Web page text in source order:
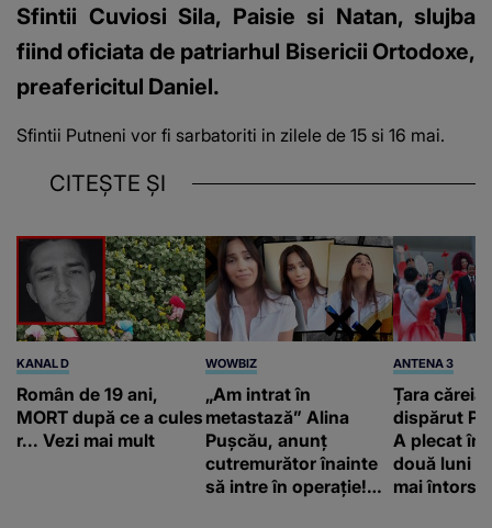
Sfintii Cuviosi Sila, Paisie si Natan, slujba
fiind oficiata de patriarhul Bisericii Ortodoxe,
preafericitul Daniel.
Sfintii Putneni vor fi sarbatoriti in zilele de 15 si 16 mai.
CITEȘTE ȘI
KANAL D
Român de 19 ani,
MORT după ce a cules
r... Vezi mai mult
WOWBIZ
„Am intrat în
metastază” Alina
Pușcău, anunț
cutremurător înainte
să intre în operație!
ANTENA 3
Țara căreia
dispărut
A plecat în
două luni
mai întors